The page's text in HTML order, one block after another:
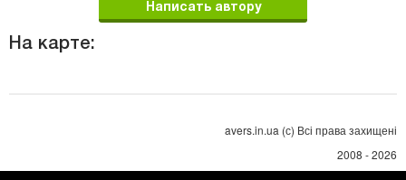
Написать автору
На карте:
avers.in.ua (с) Всі права захищені
2008 - 2026